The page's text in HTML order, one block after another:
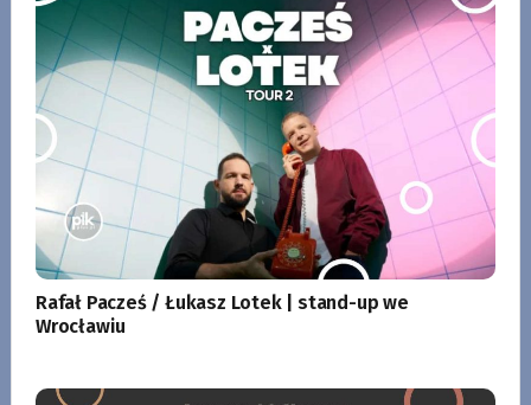
Rafał Pacześ / Łukasz Lotek | stand-up we
Wrocławiu